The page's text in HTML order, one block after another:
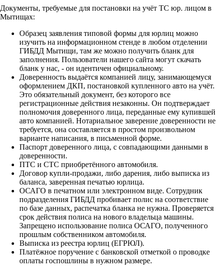
Документы, требуемые для постановки на учёт ТС юр. лицом в
Мытищах:
Образец заявления типовой формы для юрлиц можно
изучить на информационном стенде в любом отделении
ГИБДД Мытищи, там же можно получить бланк для
заполнения. Пользователи нашего сайта могут скачать
бланк у нас, - он идентичен официальному.
Доверенность выдаётся компанией лицу, занимающемуся
оформлением ДКП, постановкой купленного авто на учёт.
Это обязательный документ, без которого все
регистрационные действия незаконны. Он подтверждает
полномочия доверенного лица, переданные ему купившей
авто компанией. Нотариальное заверение доверенности не
требуется, она составляется в простом произвольном
варианте написания, в письменной форме.
Паспорт доверенного лица, с совпадающими данными в
доверенности.
ПТС и СТС приобретённого автомобиля.
Договор купли-продажи, либо дарения, либо выписка из
баланса, заверенная печатью юрлица.
ОСАГО в печатном или электронном виде. Сотрудник
подразделения ГИБДД пробивает полис на соответствие
по базе данных, распечатка бланка не нужна. Проверяется
срок действия полиса на нового владельца машины.
Запрещено использование полиса ОСАГО, полученного
прошлым собственником автомобиля.
Выписка из реестра юрлиц (ЕГРЮЛ).
Платёжное поручение с банковской отметкой о проводке
оплаты госпошлины в нужном размере.